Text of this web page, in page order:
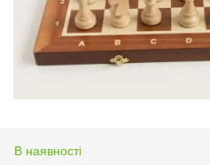
В наявності